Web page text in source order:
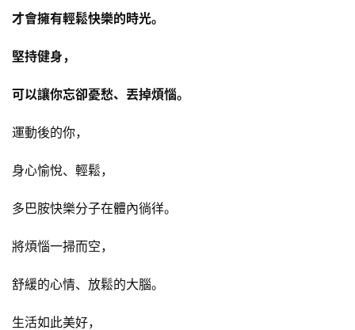
才會擁有輕鬆快樂的時光。
堅持健身，
可以讓你忘卻憂愁、丟掉煩惱。
運動後的你，
身心愉悅、輕鬆，
多巴胺快樂分子在體內徜徉。
將煩惱一掃而空，
舒緩的心情、放鬆的大腦。
生活如此美好，